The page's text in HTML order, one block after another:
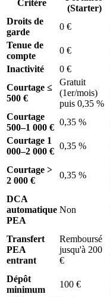
Critère
(Starter)
Droits de
garde
0 €
Tenue de
compte
0 €
Inactivité
0 €
Courtage ≤
500 €
Gratuit
(1er/mois)
puis 0,35 %
Courtage
500–1 000 €
0,35 %
Courtage 1
000–2 000 €
0,35 %
Courtage >
2 000 €
0,35 %
DCA
automatique
PEA
Non
Transfert
PEA
entrant
Remboursé
jusqu'à 200
€
Dépôt
minimum
100 €